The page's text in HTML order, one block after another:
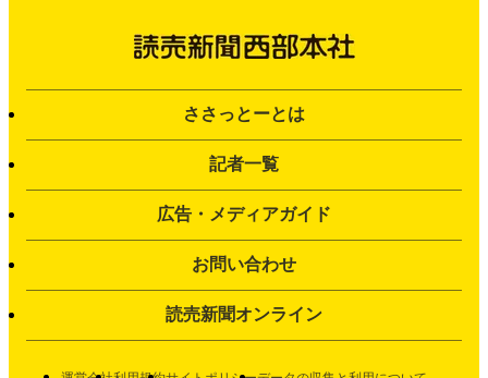
ささっとーとは
記者一覧
広告・メディアガイド
お問い合わせ
読売新聞オンライン